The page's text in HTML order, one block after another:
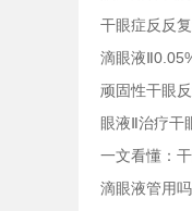
干眼症反反
滴眼液
顽固性干眼
眼液Ⅱ治疗干
一文看懂：
滴眼液管用吗